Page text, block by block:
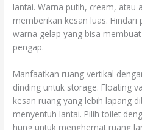
lantai. Warna putih, cream, atau
memberikan kesan luas.
warna gelap yang bisa
pengap.
Manfaatkan ruang vertikal
dinding untuk storage. Floating
kesan ruang yang lebih lapang
menyentuh lantai. Pilih toilet
hung untuk menghemat ruang